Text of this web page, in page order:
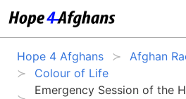
Hope 4 Afghans
Afghan
Colour of Life
Emergency Session of the